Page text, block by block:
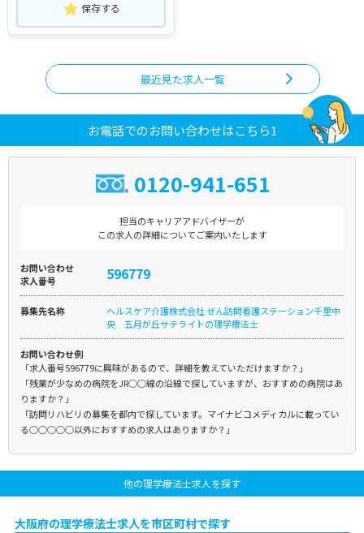
保存する
最近見た求人一覧
お電話でのお問い合わせはこちら1
0120-941-651
担当のキャリアアドバイザーが
この求人の詳細についてご案内いたします
お問い合わせ
求人番号
596779
募集先名称
ヘルスケア介護株式会社 ぜん訪問看護ステーション千里中
央 五月が丘サテライトの理学療法士
お問い合わせ例
「求人番号596779に興味があるので、詳細を教えていただけますか？」
「残業が少なめの病院をJR○○線の沿線で探していますが、おすすめの病院はあ
りますか？」
「訪問リハビリの募集を都内で探しています。マイナビコメディカルに載ってい
る○○○○○以外におすすめの求人はありますか？」
他の理学療法士求人を探す
大阪府の理学療法士求人を市区町村で探す